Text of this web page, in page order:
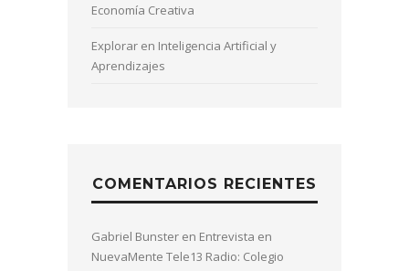
Economía Creativa
Explorar en Inteligencia Artificial y
Aprendizajes
COMENTARIOS RECIENTES
Gabriel Bunster en Entrevista en
NuevaMente Tele13 Radio: Colegio